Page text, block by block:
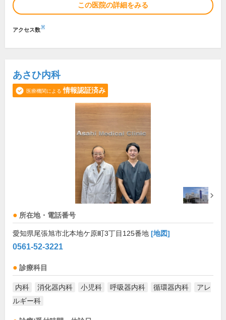
この医院の詳細をみる
アクセス数※
あさひ内科
医療機関による 情報認証済み
所在地・電話番号
愛知県尾張旭市北本地ケ原町3丁目125番地 [地図]
0561-52-3221
診療科目
内科 消化器内科 小児科 呼吸器内科 循環器内科
アレ
ルギー科